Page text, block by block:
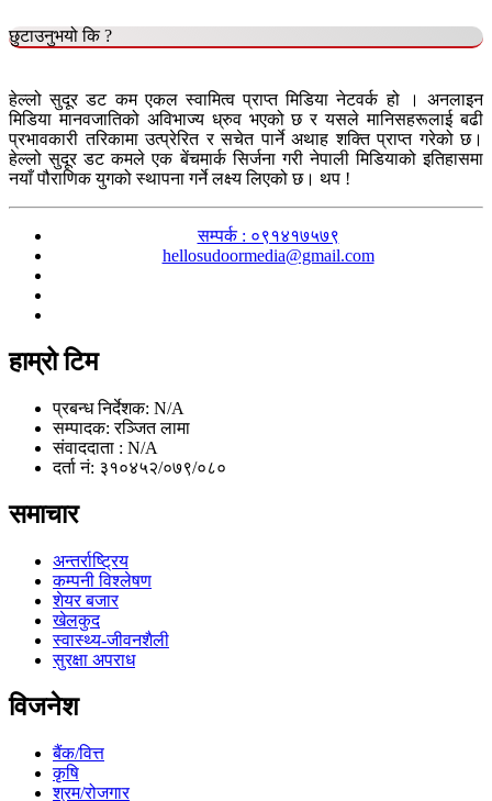
छुटाउनुभयो कि ?
हेल्लो सुदूर डट कम एकल स्वामित्व प्राप्त मिडिया नेटवर्क हो । अनलाइन
मिडिया मानवजातिको अविभाज्य ध्रुव भएको छ र यसले मानिसहरूलाई बढी
प्रभावकारी तरिकामा उत्प्रेरित र सचेत पार्ने अथाह शक्ति प्राप्त गरेको छ।
हेल्लो सुदूर डट कमले एक बेंचमार्क सिर्जना गरी नेपाली मिडियाको इतिहासमा
नयाँ पौराणिक युगको स्थापना गर्ने लक्ष्य लिएको छ। थप !
सम्पर्क : ०९१४१७५७९
hellosudoormedia@gmail.com
हाम्रो टिम
प्रबन्ध निर्देशक: N/A
सम्पादक: रञ्जित लामा
संवाददाता : N/A
दर्ता नं: ३१०४५२/०७९/०८०
समाचार
अन्तर्राष्ट्रिय
कम्पनी विश्लेषण
शेयर बजार
खेलकुद
स्वास्थ्य-जीवनशैली
सुरक्षा अपराध
विजनेश
बैंक/वित्त
कृषि
श्रम/रोजगार